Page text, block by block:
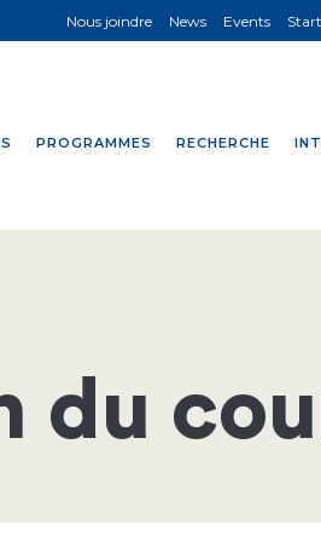
PROGRAMMES RECHERCHE
Nous joindre News Events
du